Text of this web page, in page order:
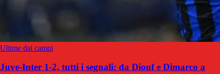
Ultime dai campi
Juve-Inter 1-2, tutti i segnali: da Diouf e Dimarco a